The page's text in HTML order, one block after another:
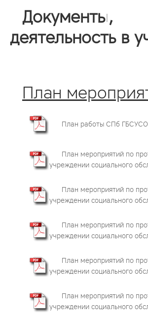
Документы,
деятельность в
План
План работы СПб ГБСУСО
План мероприятий по
учреждении социального
План мероприятий по
учреждении социального
План мероприятий по
учреждении социального
План мероприятий по
учреждении социального
План мероприятий по
учреждении социального